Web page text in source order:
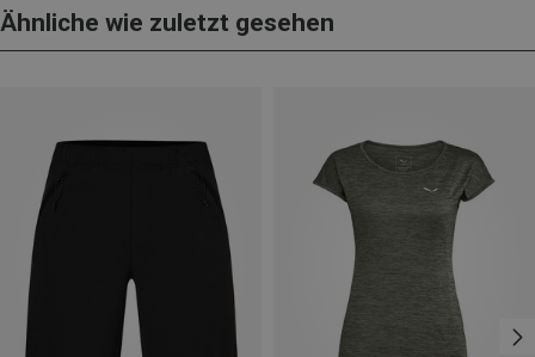
Ähnliche wie zuletzt gesehen